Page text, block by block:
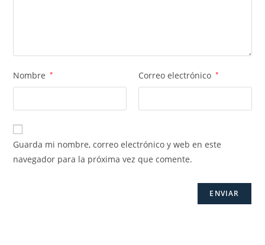
Nombre * Correo electrónico *
Guarda mi nombre, correo electrónico y web en este
navegador para la próxima vez que comente.